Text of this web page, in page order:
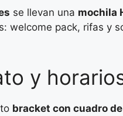
se llevan una mochila
welcome pack, rifas y
y
bracket con cuadro